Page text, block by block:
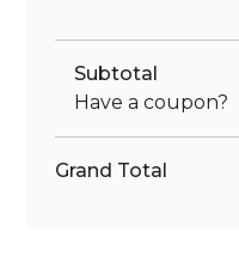
Subtotal
Have a coupon?
Grand Total